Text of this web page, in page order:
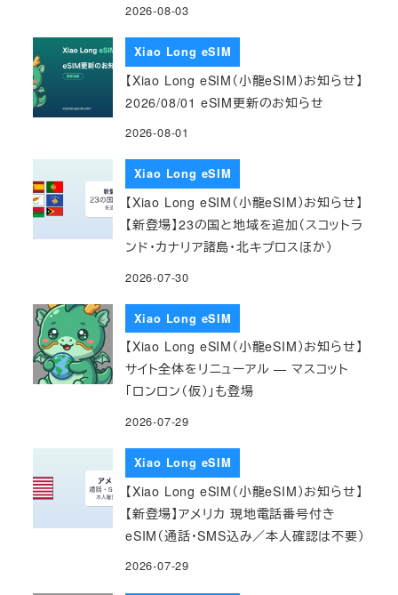
2026-08-03
Xiao Long eSIM
【Xiao Long eSIM（小龍eSIM）お知らせ】
2026/08/01 eSIM更新のお知らせ
2026-08-01
Xiao Long eSIM
【Xiao Long eSIM（小龍eSIM）お知らせ】
【新登場】23の国と地域を追加（スコットラ
ンド・カナリア諸島・北キプロスほか）
2026-07-30
Xiao Long eSIM
【Xiao Long eSIM（小龍eSIM）お知らせ】
サイト全体をリニューアル — マスコット
「ロンロン（仮）」も登場
2026-07-29
Xiao Long eSIM
【Xiao Long eSIM（小龍eSIM）お知らせ】
【新登場】アメリカ 現地電話番号付き
eSIM（通話・SMS込み／本人確認は不要）
2026-07-29